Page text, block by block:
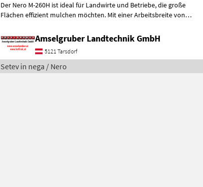
Der Nero M-260H ist ideal für Landwirte und Betriebe, die große
Flächen effizient mulchen möchten. Mit einer Arbeitsbreite von
Amselgruber Landtechnik GmbH
5121 Tarsdorf
Setev in nega / Nero